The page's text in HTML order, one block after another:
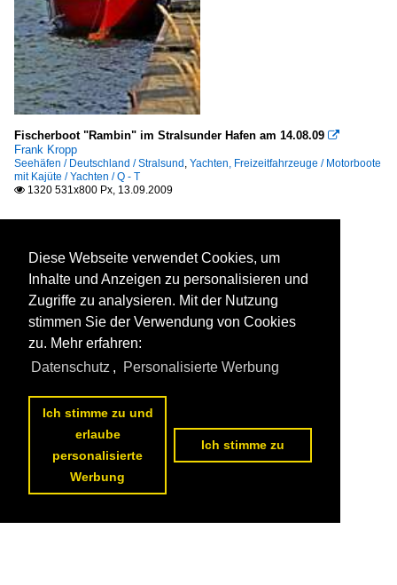
Fischerboot "Rambin" im Stralsunder Hafen am 14.08.09 
Frank Kropp
Seehäfen / Deutschland / Stralsund Yachten, Freizeitfahrzeuge / Motorboote
mit Kajüte / Yachten / Q - T
 1320 531x800 Px, 13.09.2009
Diese Webseite verwendet Cookies, um
Inhalte und Anzeigen zu personalisieren und
Zugriffe zu analysieren. Mit der Nutzung
stimmen Sie der Verwendung von Cookies
zu. Mehr erfahren:
Datenschutz , Personalisierte Werbung
Ich stimme zu und
erlaube
personalisierte
Werbung
Ich stimme zu